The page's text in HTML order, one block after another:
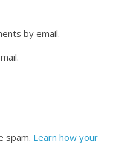
by email.
spam. Learn how your